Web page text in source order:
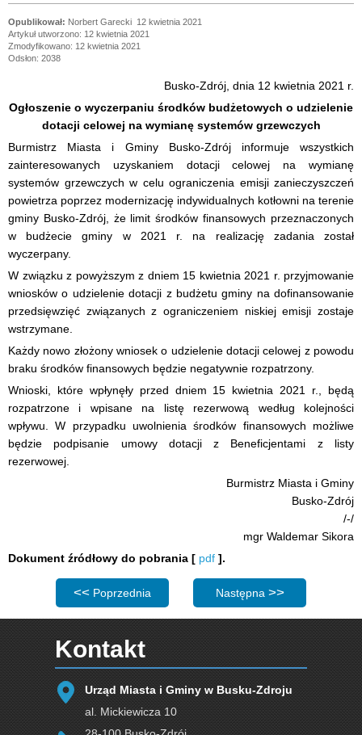
Norbert Garecki 12 kwietnia 2021
Artykuł utworzono: 12 kwietnia 2021
Zmodyfikowano: 12 kwietnia 2021
Odsłon: 2038
Busko-Zdrój, dnia 12 kwietnia 2021 r.
Ogłoszenie o wyczerpaniu środków budżetowych o udzielenie
dotacji celowej na wymianę systemów grzewczych
Burmistrz Miasta i Gminy Busko-Zdrój informuje wszystkich
zainteresowanych uzyskaniem dotacji celowej na wymianę
systemów grzewczych w celu ograniczenia emisji zanieczyszczeń
powietrza poprzez modernizację indywidualnych kotłowni na terenie
gminy Busko-Zdrój, że limit środków finansowych przeznaczonych
w budżecie gminy w 2021 r. na realizację zadania został
wyczerpany.
W związku z powyższym z dniem 15 kwietnia 2021 r. przyjmowanie
wniosków o udzielenie dotacji z budżetu gminy na dofinansowanie
przedsięwzięć związanych z ograniczeniem niskiej emisji zostaje
wstrzymane.
Każdy nowo złożony wniosek o udzielenie dotacji celowej z powodu
braku środków finansowych będzie negatywnie rozpatrzony.
Wnioski, które wpłynęły przed dniem 15 kwietnia 2021 r., będą
rozpatrzone i wpisane na listę rezerwową według kolejności
wpływu. W przypadku uwolnienia środków finansowych możliwe
będzie podpisanie umowy dotacji z Beneficjentami z listy
rezerwowej.
Burmistrz Miasta i Gminy
Busko-Zdrój
/-/
mgr Waldemar Sikora
Dokument źródłowy do pobrania [ pdf ].
Poprzednia strona: Ruszyła V edycja gminnego
Poprzednia Następna strona: Ruszyła
Następna
Kontakt
Urząd Miasta i Gminy w Busku-Zdroju
al. Mickiewicza 10